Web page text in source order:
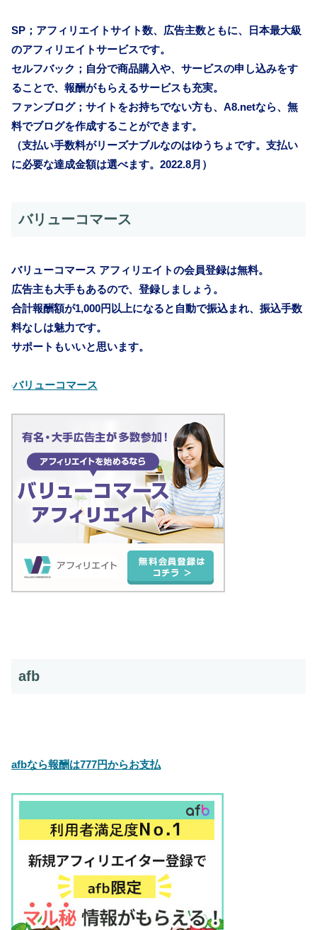
SP；アフィリエイトサイト数、広告主数ともに、日本最大級
のアフィリエイトサービスです。
セルフバック；自分で商品購入や、サービスの申し込みをす
ることで、報酬がもらえるサービスも充実。
ファンブログ；サイトをお持ちでない方も、A8.netなら、無
料でブログを作成することができます。
（支払い手数料がリーズナブルなのはゆうちょです。支払い
に必要な達成金額は選べます。2022.8月）
バリューコマース
バリューコマース アフィリエイトの会員登録は無料。
広告主も大手もあるので、登録しましょう。
合計報酬額が1,000円以上になると自動で振込まれ、振込手数
料なしは魅力です。
サポートもいいと思います。
バリューコマース
afb
afbなら報酬は777円からお支払